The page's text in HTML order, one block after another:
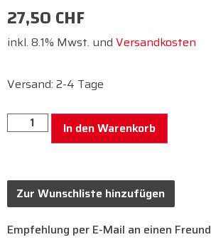
27,50CHF
inkl. 8.1% Mwst. und Versandkosten
Versand: 2-4 Tage
In den Warenkorb
Zur Wunschliste hinzufügen
Empfehlung per E-Mail an einen Freund